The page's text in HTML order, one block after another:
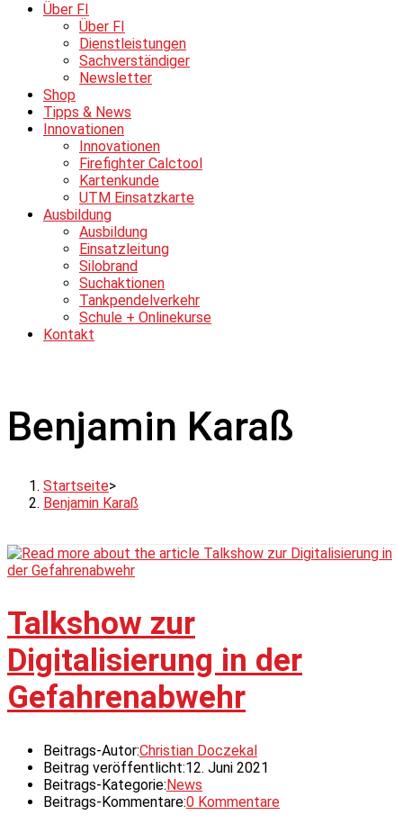
Über FI
Über FI
Dienstleistungen
Sachverständiger
Newsletter
Shop
Tipps & News
Innovationen
Innovationen
Firefighter Calctool
Kartenkunde
UTM Einsatzkarte
Ausbildung
Ausbildung
Einsatzleitung
Silobrand
Suchaktionen
Tankpendelverkehr
Schule + Onlinekurse
Kontakt
Benjamin Karaß
Startseite>
Benjamin Karaß
Talkshow zur
Digitalisierung in der
Gefahrenabwehr
Beitrags-Autor:Christian Doczekal
Beitrag veröffentlicht:12. Juni 2021
Beitrags-Kategorie: News
Beitrags-Kommentare:0 Kommentare